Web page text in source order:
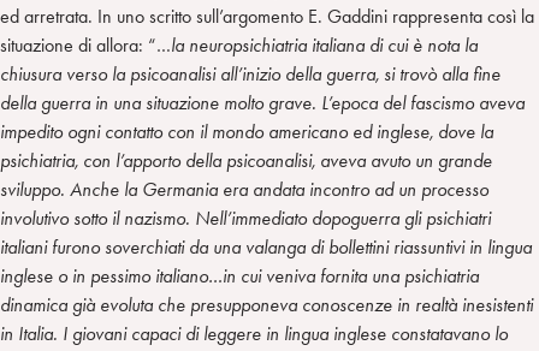
ed arretrata. In uno scritto sull’argomento E. Gaddini rappresenta così la
situazione di allora: “…la neuropsichiatria italiana di cui è nota la
chiusura verso la psicoanalisi all’inizio della guerra, si trovò alla fine
della guerra in una situazione molto grave. L’epoca del fascismo aveva
impedito ogni contatto con il mondo americano ed inglese, dove la
psichiatria, con l’apporto della psicoanalisi, aveva avuto un grande
sviluppo. Anche la Germania era andata incontro ad un processo
involutivo sotto il nazismo. Nell’immediato dopoguerra gli psichiatri
italiani furono soverchiati da una valanga di bollettini riassuntivi in lingua
inglese o in pessimo italiano…in cui veniva fornita una psichiatria
dinamica già evoluta che presupponeva conoscenze in realtà inesistenti
in Italia. I giovani capaci di leggere in lingua inglese constatavano lo